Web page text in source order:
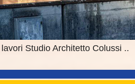
Studio Architetto Colussi ..